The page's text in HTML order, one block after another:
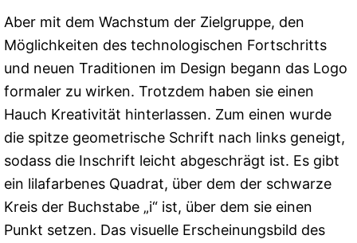
Aber mit dem Wachstum der Zielgruppe, den
Möglichkeiten des technologischen Fortschritts
und neuen Traditionen im Design begann das Logo
formaler zu wirken. Trotzdem haben sie einen
Hauch Kreativität hinterlassen. Zum einen wurde
die spitze geometrische Schrift nach links geneigt,
sodass die Inschrift leicht abgeschrägt ist. Es gibt
ein lilafarbenes Quadrat, über dem der schwarze
Kreis der Buchstabe „i“ ist, über dem sie einen
Punkt setzen. Das visuelle Erscheinungsbild des